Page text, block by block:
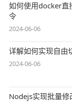
如何使用docker直
令
2024-06-06
详解如何实现自由
2024-06-06
Nodejs实现批量